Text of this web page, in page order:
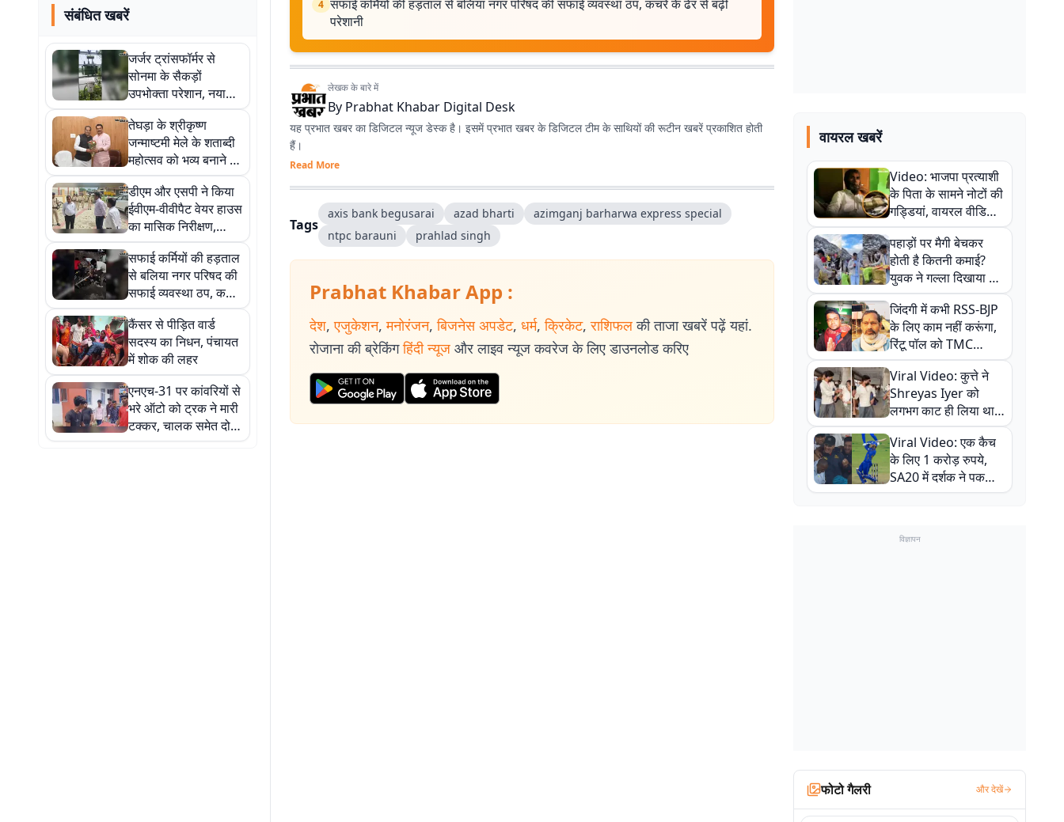
संबंधित खबरें
जर्जर ट्रांसफॉर्मर से
सोनमा के सैकड़ों
उपभोक्ता परेशान, नया
ट्रांसफॉर्मर लगाने की मांग
तेघड़ा के श्रीकृष्ण
जन्माष्टमी मेले के शताब्दी
महोत्सव को भव्य बनाने की
तैयारी, विधायक ने कला
एवं संस्कृति मंत्री से की
मुलाकात
डीएम और एसपी ने किया
ईवीएम-वीवीपैट वेयर हाउस
का मासिक निरीक्षण,
सुरक्षा व्यवस्था पर दिया
विशेष जोर
सफाई कर्मियों की हड़ताल
से बलिया नगर परिषद की
सफाई व्यवस्था ठप, कचरे
के ढेर से बढ़ी परेशानी
कैंसर से पीड़ित वार्ड
सदस्य का निधन, पंचायत
में शोक की लहर
एनएच-31 पर कांवरियों से
भरे ऑटो को ट्रक ने मारी
टक्कर, चालक समेत दो
की मौत, सात घायल
4 सफाई कर्मियों की हड़ताल से बलिया नगर परिषद की सफाई व्यवस्था ठप, कचरे के ढेर से बढ़ी
परेशानी
लेखक के बारे में
By Prabhat Khabar Digital Desk
यह प्रभात खबर का डिजिटल न्यूज डेस्क है। इसमें प्रभात खबर के डिजिटल टीम के साथियों की रूटीन खबरें प्रकाशित होती
हैं।
Read More
Tags
axis bank begusarai azad bharti
azimganj barharwa express special
ntpc barauni
prahlad singh
Prabhat Khabar App :
देश, एजुकेशन, मनोरंजन, बिजनेस अपडेट, धर्म, क्रिकेट, राशिफल की ताजा खबरें पढ़ें यहां.
रोजाना की ब्रेकिंग हिंदी न्यूज और लाइव न्यूज कवरेज के लिए डाउनलोड करिए
वायरल खबरें
Video: भाजपा प्रत्याशी
के पिता के सामने नोटों की
गड्डियां, वायरल वीडियो
से राजनीति में उबाल,
अजित महतो बोले- TMC
की गंदी चाल
पहाड़ों पर मैगी बेचकर
होती है कितनी कमाई?
युवक ने गल्ला दिखाया तो
नौकरी वालों के खड़े हो गए
कान
जिंदगी में कभी RSS-BJP
के लिए काम नहीं करूंगा,
रिंटू पॉल को TMC
ऑफिस में ले जाकर पीटा,
Video वायरल
Viral Video: कुत्ते ने
Shreyas Iyer को
लगभग काट ही लिया था,
न्यूजीलैंड सीरीज से पहले
बाल-बाल बचे
Viral Video: एक कैच
के लिए 1 करोड़ रुपये,
SA20 में दर्शक ने पकड़ा
एक हाथ से गजब का कैच
विज्ञापन
फोटो गैलरी और देखें